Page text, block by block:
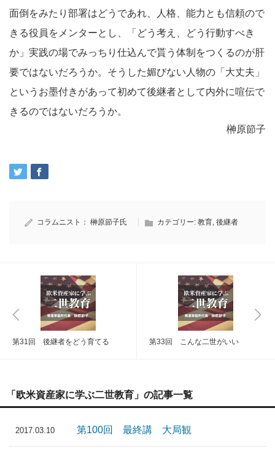
面倒をみたり部署はどうであれ、人格、能力とも信頼ので
きる役員をメンターとし、「どう考え、どう行動すべき
か」実践の場でみっちり仕込んで貰う体制をつくるのが肝
要ではないだろうか。そうした媚びない人物の「大丈夫」
というお墨付きがあって初めて後継者として内外に喧伝で
きるのではないだろうか。
榊原節子
コラムニスト： 榊原節子氏 カテゴリー: 教育, 後継者
第31回 後継者をどう育てる 第33回 こんな二世がいい
「欧米資産家に学ぶ二世教育」の記事一覧
2017.03.10 第100回 最終講 大局観